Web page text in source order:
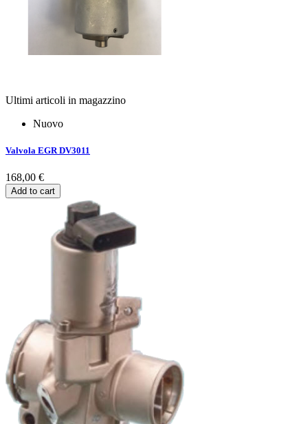
Ultimi articoli in magazzino
Nuovo
Valvola EGR DV3011
168,00 €
Add to cart